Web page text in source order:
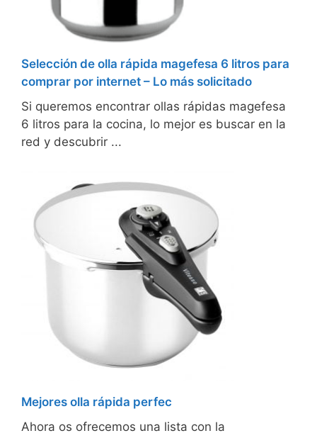
Selección de olla rápida magefesa 6 litros para
comprar por internet – Lo más solicitado
Si queremos encontrar ollas rápidas magefesa
6 litros para la cocina, lo mejor es buscar en la
red y descubrir ...
Mejores olla rápida perfec
Ahora os ofrecemos una lista con la